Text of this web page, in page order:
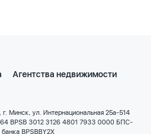
Агентства недвижимости
Минск, ул. Интернациональная 25а-514
BPSB 3012 3126 4801 7933 0000 БПС-
BPSBBY2X